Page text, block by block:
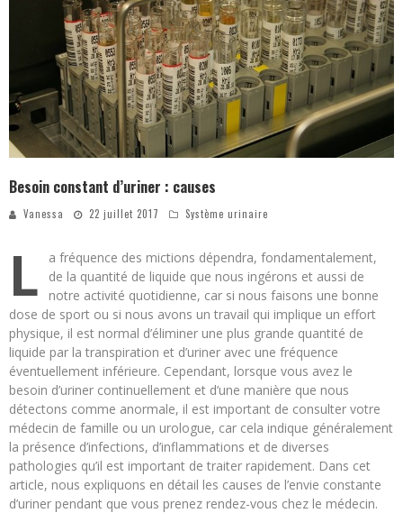
Besoin constant d’uriner : causes
Vanessa 22 juillet 2017 Système urinaire
L
a fréquence des mictions dépendra, fondamentalement,
de la quantité de liquide que nous ingérons et aussi de
notre activité quotidienne, car si nous faisons une bonne
dose de sport ou si nous avons un travail qui implique un effort
physique, il est normal d’éliminer une plus grande quantité de
liquide par la transpiration et d’uriner avec une fréquence
éventuellement inférieure. Cependant, lorsque vous avez le
besoin d’uriner continuellement et d’une manière que nous
détectons comme anormale, il est important de consulter votre
médecin de famille ou un urologue, car cela indique généralement
la présence d’infections, d’inflammations et de diverses
pathologies qu’il est important de traiter rapidement. Dans cet
article, nous expliquons en détail les causes de l’envie constante
d’uriner pendant que vous prenez rendez-vous chez le médecin.